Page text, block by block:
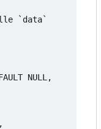
`data`
NULL,